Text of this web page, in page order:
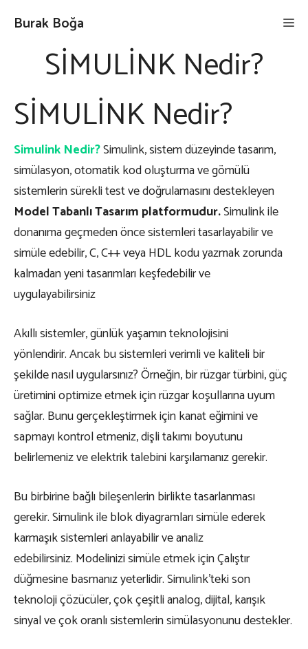
atlaBurak Boğa
SİMULİNK Nedir?
SİMULİNK Nedir?
Simulink Nedir?Simulink, sistem düzeyinde tasarım,
simülasyon, otomatik kod oluşturma ve gömülü
sistemlerin sürekli test ve doğrulamasını destekleyen
Model Tabanlı Tasarım platformudur.Simulink ile
donanıma geçmeden önce sistemleri tasarlayabilir ve
simüle edebilir, C, C++ veya HDL kodu yazmak zorunda
kalmadan yeni tasarımları keşfedebilir ve
uygulayabilirsiniz
Akıllı sistemler, günlük yaşamın teknolojisini
yönlendirir. Ancak bu sistemleri verimli ve kaliteli bir
şekilde nasıl uygularsınız? Örneğin, bir rüzgar türbini, güç
üretimini optimize etmek için rüzgar koşullarına uyum
sağlar. Bunu gerçekleştirmek için kanat eğimini ve
sapmayı kontrol etmeniz, dişli takımı boyutunu
belirlemeniz ve elektrik talebini karşılamanız gerekir.
Bu birbirine bağlı bileşenlerin birlikte tasarlanması
gerekir. Simulink ile blok diyagramları simüle ederek
karmaşık sistemleri anlayabilir ve analiz
edebilirsiniz. Modelinizi simüle etmek için Çalıştır
düğmesine basmanız yeterlidir. Simulink’teki son
teknoloji çözücüler, çok çeşitli analog, dijital, karışık
sinyal ve çok oranlı sistemlerin simülasyonunu destekler.